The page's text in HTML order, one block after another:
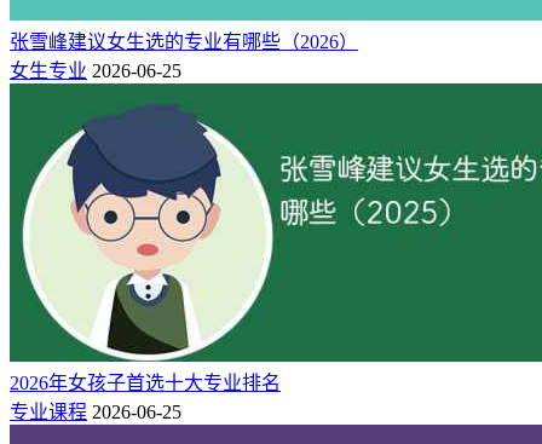
这意味着电气工程专业的毕业生需要不断学习和更新知识，但
也为他们提供了更多的发展机会和挑战。选择电气工程专业的
时候，要看看院校，尤其是电力部直属的一些专科院校，有很
大希望进国家电网哦！
2、交通类专业——基础设施建设的大力士！
国轨道交通和铁路系统是国家基础设施建设的重要组成部分。
随着经济发展和城市化进程的推进，各国对轨道交通和铁路系
统的投资不断增加，为相关专业毕业生提供了广阔的就业机
会。
张雪峰建议女生选的专业有哪些（2026）
女生专业 2026-06-25
2026年女孩子首选十大专业排名
专业课程 2026-06-25